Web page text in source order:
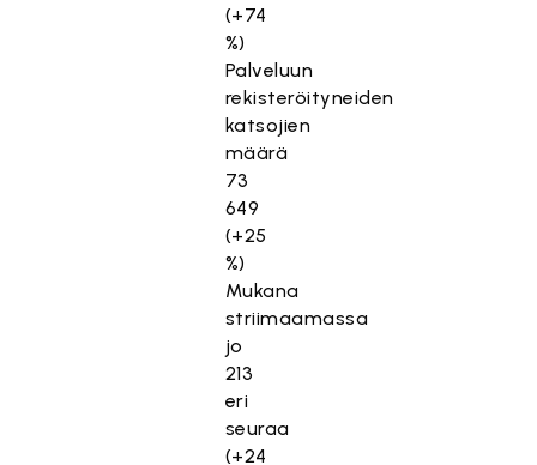
(+74
%)
Palveluun
rekisteröityneiden
katsojien
määrä
73
649
(+25
%)
Mukana
striimaamassa
jo
213
eri
seuraa
(+24